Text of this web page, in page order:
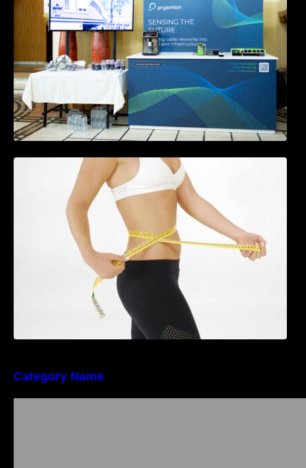
Tratamentul Wegovy® generează o scădere
în greutate de până la 22,6% la femei în
perioada menopauzei și reduce la jumătate
riscul de migrene
Category Name